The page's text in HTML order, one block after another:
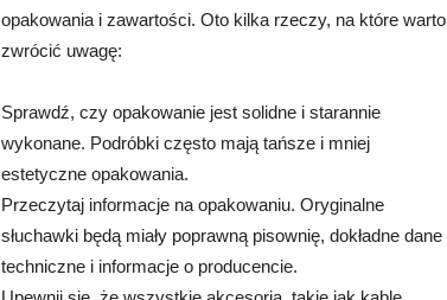
opakowania i zawartości. Oto kilka rzeczy, na które warto
zwrócić uwagę:
Sprawdź, czy opakowanie jest solidne i starannie
wykonane. Podróbki często mają tańsze i mniej
estetyczne opakowania.
Przeczytaj informacje na opakowaniu. Oryginalne
słuchawki będą miały poprawną pisownię, dokładne dane
techniczne i informacje o producencie.